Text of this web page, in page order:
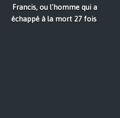
Francis, ou l'homme qui a
échappé à la mort 27 fois